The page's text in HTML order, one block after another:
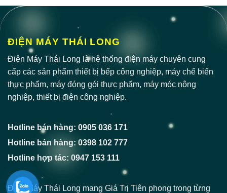
ĐIỆN MÁY THÁI LONG
Điện Máy Thái Long là hệ thống điện máy chuyên cung
cấp các sản phẩm thiết bị bếp công nghiệp, máy chế biến
thực phẩm, máy đóng gói thực phẩm, máy móc nông
nghiệp, thiết bị điện công nghiệp.
Hotline bán hàng: 0905 036 171
Hotline bán hàng: 0398 102 777
Hotline hợp tác: 0947 153 111
Điện Máy Thái Long mang Giá Trị Tiên phong trong từng